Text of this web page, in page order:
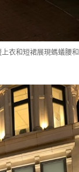
衣和短裙展現螞蟻腰和